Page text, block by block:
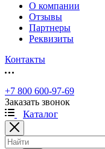
О компании
Отзывы
Партнеры
Реквизиты
Контакты
+7 800 600-97-69
Заказать звонок
Каталог